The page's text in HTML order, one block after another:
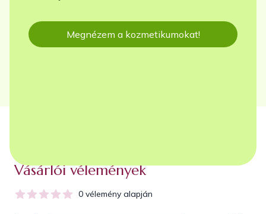
Megnézem a kozmetikumokat!
Vásárlói vélemények
0 vélemény alapján